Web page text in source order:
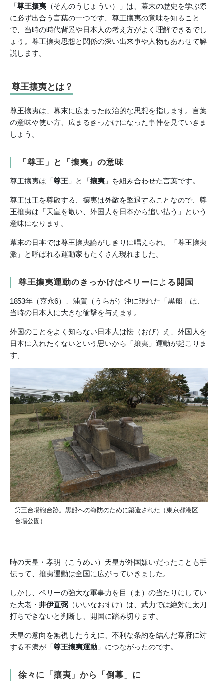
「尊王攘夷 （そんのうじょうい）」は、幕末の歴史を学ぶ際
に必ず出合う言葉の一つです。尊王攘夷の意味を知ること
で、当時の時代背景や日本人の考え方がよく理解できるでし
ょう。尊王攘夷思想と関係の深い出来事や人物もあわせて解
説します。
尊王攘夷とは？
尊王攘夷は、幕末に広まった政治的な思想を指します。言葉
の意味や使い方、広まるきっかけになった事件を見ていきま
しょう。
「尊王」と「攘夷」の意味
尊王攘夷は「尊王 」と「攘夷 」を組み合わせた言葉です。
尊王は王を尊敬する、攘夷は外敵を撃退することなので、尊
王攘夷は「天皇を敬い、外国人を日本から追い払う」という
意味になります。
幕末の日本では尊王攘夷論がしきりに唱えられ、「尊王攘夷
派」と呼ばれる運動家もたくさん現れました。
尊王攘夷運動のきっかけはペリーによる開国
1853年（嘉永6）、浦賀（うらが）沖に現れた「黒船」は、
当時の日本人に大きな衝撃を与えます。
外国のことをよく知らない日本人は怯（おび）え、外国人を
日本に入れたくないという思いから「攘夷」運動が起こりま
す。
第三台場砲台跡。黒船への海防のために築造された（東京都港区
台場公園）
時の天皇・孝明（こうめい）天皇が外国嫌いだったことも手
伝って、攘夷運動は全国に広がっていきました。
しかし、ペリーの強大な軍事力を目（ま）の当たりにしてい
た大老・ 井伊直弼 （いいなおすけ）は、武力では絶対に太刀
打ちできないと判断し、開国に踏み切ります。
天皇の意向を無視したうえに、不利な条約を結んだ幕府に対
する不満が「尊王攘夷運動 」につながったのです。
徐々に「攘夷」から「倒幕」に